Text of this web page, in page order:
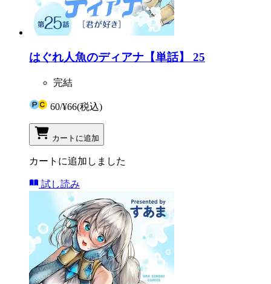
はぐれ人魚のディアナ【単話】 25
完結
60/¥66(税込)
カートに追加
カートに追加しました
試し読み